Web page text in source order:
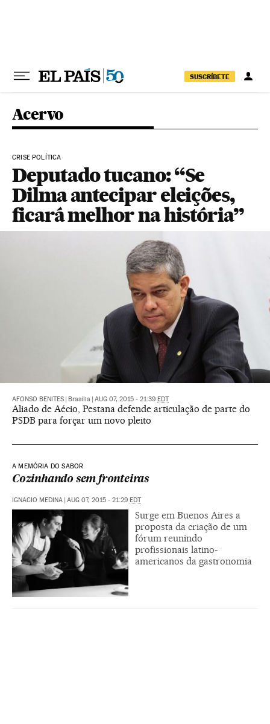
SUSCRÍBETE
Acervo
CRISE POLÍTICA
Deputado tucano: “Se
Dilma antecipar eleições,
ficará melhor na história”
AFONSO BENITES Brasília AUG 07, 2015 - 21:39 EDT
Aliado de Aécio, Pestana defende articulação de parte do
PSDB para forçar um novo pleito
A MEMÓRIA DO SABOR
Cozinhando sem fronteiras
IGNACIO MEDINA AUG 07, 2015 - 21:29 EDT
Surge em Buenos Aires a
proposta da criação de um
fórum reunindo
profissionais latino-
americanos da gastronomia